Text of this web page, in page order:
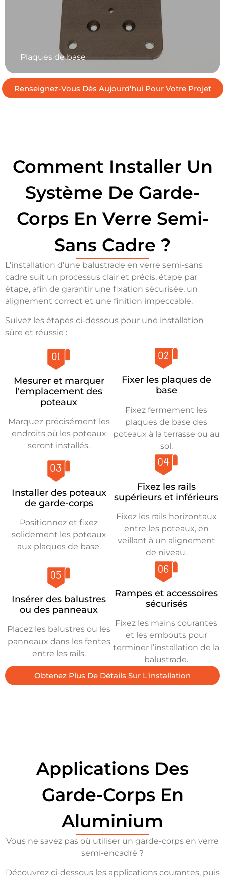
Plaques de base
Renseignez-Vous Dès Aujourd'hui Pour Votre Projet
Comment Installer Un
Système De Garde-
Corps En Verre Semi-
Sans Cadre ?
L'installation d'une balustrade en verre semi-sans
cadre suit un processus clair et précis, étape par
étape, afin de garantir une fixation sécurisée, un
alignement correct et une finition impeccable.
Suivez les étapes ci-dessous pour une installation
sûre et réussie :
Obtenez Plus De Détails Sur L'installation
Mesurer et marquer
l'emplacement des
poteaux
Marquez précisément les
endroits où les poteaux
seront installés.
Fixer les plaques de
base
Fixez fermement les
plaques de base des
poteaux à la terrasse ou au
sol.
Installer des poteaux
de garde-corps
Positionnez et fixez
solidement les poteaux
aux plaques de base.
Fixez les rails
supérieurs et inférieurs
Fixez les rails horizontaux
entre les poteaux, en
veillant à un alignement
de niveau.
Insérer des balustres
ou des panneaux
Placez les balustres ou les
panneaux dans les fentes
entre les rails.
Rampes et accessoires
sécurisés
Fixez les mains courantes
et les embouts pour
terminer l’installation de la
balustrade.
Applications Des
Garde-Corps En
Aluminium
Vous ne savez pas où utiliser un garde-corps en verre
semi-encadré ?
Découvrez ci-dessous les applications courantes, puis